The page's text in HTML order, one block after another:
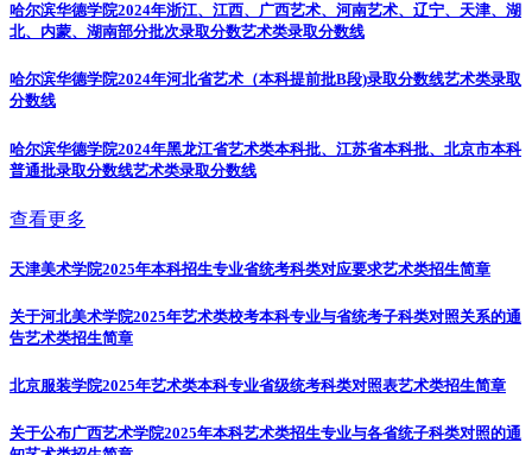
哈尔滨华德学院2024年浙江、江西、广西艺术、河南艺术、辽宁、天津、湖
北、内蒙、湖南部分批次录取分数艺术类录取分数线
哈尔滨华德学院2024年河北省艺术（本科提前批B段)录取分数线艺术类录取
分数线
哈尔滨华德学院2024年黑龙江省艺术类本科批、江苏省本科批、北京市本科
普通批录取分数线艺术类录取分数线
查看更多
天津美术学院2025年本科招生专业省统考科类对应要求艺术类招生简章
关于河北美术学院2025年艺术类校考本科专业与省统考子科类对照关系的通
告艺术类招生简章
北京服装学院2025年艺术类本科专业省级统考科类对照表艺术类招生简章
关于公布广西艺术学院2025年本科艺术类招生专业与各省统子科类对照的通